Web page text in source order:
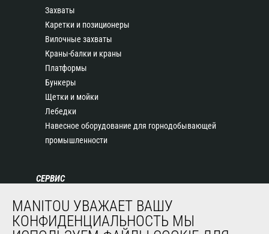
Захваты
Каретки и позиционеры
Вилочные захваты
Краны-балки и краны
Платформы
Бункеры
Щетки и мойки
Лебедки
Навесное оборудование для горнодобывающей
промышленности
СЕРВИС
Финансирование
Продленная гарантия
Контракты на техническое обслуживание
MANITOU УВАЖАЕТ ВАШУ
КОНФИДЕНЦИАЛЬНОСТЬ МЫ